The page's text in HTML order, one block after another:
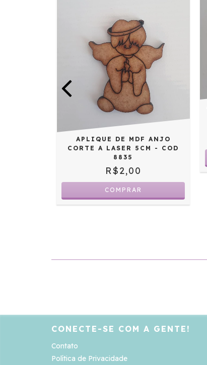
APLIQUE DE MDF ANJO
CORTE A LASER 5CM - COD
8835
R$2,00
CONECTE-SE COM A GENTE!
Contato
Política de Privacidade